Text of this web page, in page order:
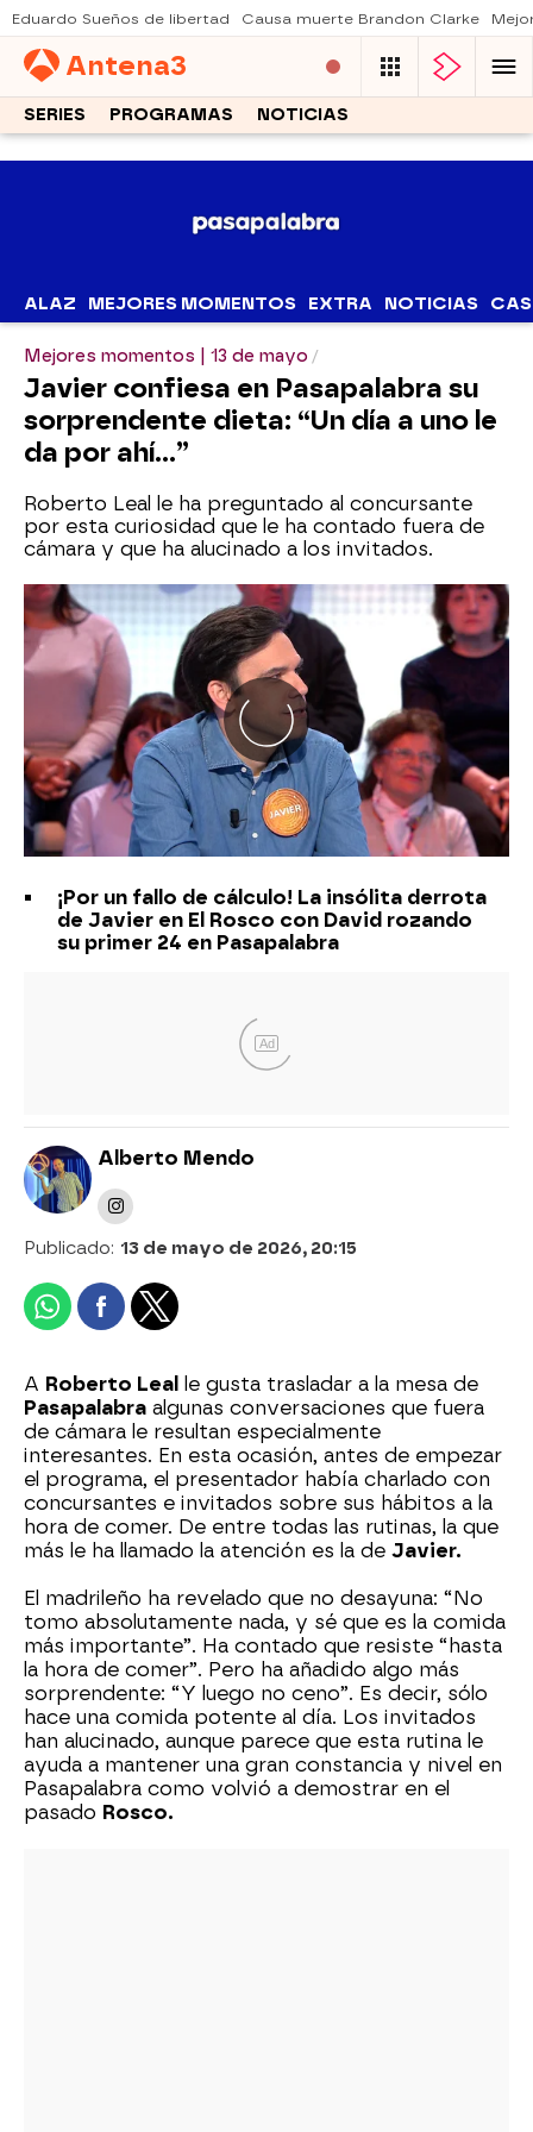
Eduardo Sueños de libertad Causa muerte Brandon Clarke
Antena3
SERIES PROGRAMAS NOTICIAS
ALAZ MEJORES MOMENTOS EXTRA NOTICIAS
Mejores momentos | 13 de mayo
Javier confiesa en Pasapalabra su
sorprendente dieta: “Un día a uno le
da por ahí…”
Roberto Leal le ha preguntado al concursante
por esta curiosidad que le ha contado fuera de
cámara y que ha alucinado a los invitados.
¡Por un fallo de cálculo! La insólita derrota
de Javier en El Rosco con David rozando
su primer 24 en Pasapalabra
Ad
Alberto Mendo
Publicado: 13 de mayo de 2026, 20:15
A Roberto Leal
le gusta trasladar a la mesa de
Pasapalabra algunas conversaciones que fuera
de cámara le resultan especialmente
interesantes. En esta ocasión, antes de empezar
el programa, el presentador había charlado con
concursantes e invitados sobre sus hábitos a la
hora de comer. De entre todas las rutinas, la que
más le ha llamado la atención es la de Javier.
El madrileño ha revelado que no desayuna: “No
tomo absolutamente nada, y sé que es la comida
más importante”. Ha contado que resiste “hasta
la hora de comer”. Pero ha añadido algo más
sorprendente: “Y luego no ceno”. Es decir, sólo
hace una comida potente al día. Los invitados
han alucinado, aunque parece que esta rutina le
ayuda a mantener una gran constancia y nivel en
Pasapalabra como volvió a demostrar en el
pasado Rosco.